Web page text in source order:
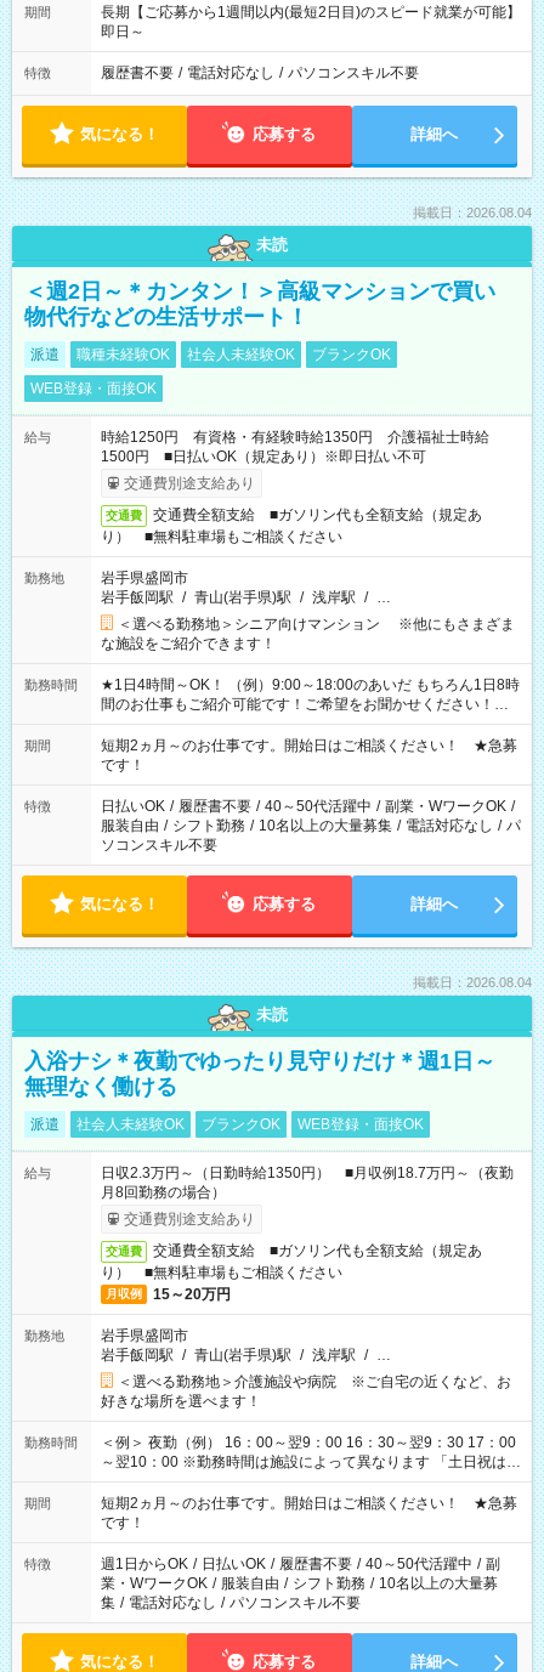
期間
長期【ご応募から1週間以内(最短2日目)のスピード就業が可能】
即日～
特徴 履歴書不要 / 電話対応なし / パソコンスキル不要
気になる！ 応募する 詳細へ
掲載日：2026.08.04
未読
＜週2日～＊カンタン！＞高級マンションで買い
物代行などの生活サポート！
派遣 職種未経験OK 社会人未経験OK
ブランクOK
WEB登録・面接OK
給与
時給1250円 有資格・有経験時給1350円 介護福祉士時給
1500円 ■日払いOK（規定あり）※即日払い不可
交通費別途支給あり
交通費
交通費全額支給 ■ガソリン代も全額支給（規定あ
り） ■無料駐車場もご相談ください
勤務地
岩手県盛岡市
岩手飯岡駅 / 青山(岩手県)駅 / 浅岸駅 / …
＜選べる勤務地＞シニア向けマンション ※他にもさまざま
な施設をご紹介できます！
勤務時間
★1日4時間～OK！ （例）9:00～18:00のあいだ もちろん1日8時
間のお仕事もご紹介可能です！ご希望をお聞かせください！★
家庭の都合でお休みが必要な場合も遠慮なくご相談ください。
※週最低15時間以上の勤務が必要です
期間
短期2ヵ月～のお仕事です。開始日はご相談ください！ ★急募
です！
特徴 日払いOK / 履歴書不要 / 40～50代活躍中 / 副業・WワークOK /
服装自由 / シフト勤務 / 10名以上の大量募集 / 電話対応なし / パ
ソコンスキル不要
気になる！ 応募する 詳細へ
掲載日：2026.08.04
未読
入浴ナシ＊夜勤でゆったり見守りだけ＊週1日～
無理なく働ける
派遣 社会人未経験OK ブランクOK WEB登録・面接OK
給与
日収2.3万円～（日勤時給1350円） ■月収例18.7万円～（夜勤
月8回勤務の場合）
交通費別途支給あり
交通費
交通費全額支給 ■ガソリン代も全額支給（規定あ
り） ■無料駐車場もご相談ください
月収例 15～20万円
勤務地
岩手県盛岡市
岩手飯岡駅 / 青山(岩手県)駅 / 浅岸駅 / …
＜選べる勤務地＞介護施設や病院 ※ご自宅の近くなど、お
好きな場所を選べます！
勤務時間
＜例＞ 夜勤（例） 16：00～翌9：00 16：30～翌9：30 17：00
～翌10：00 ※勤務時間は施設によって異なります 「土日祝は休
みたい」 「しっかり稼ぎたい」 「もう少し遅い時間から始めた
い」など ご希望にあったお仕事をご案内いたします。 ※未経験
の方の場合は1～2ヶ月間は日中での仕事を経験いただき、 お
仕事に慣れてからの夜勤になります。 ★家庭の都合でお休みが
必要な場合も遠慮なくご相談ください。
期間
短期2ヵ月～のお仕事です。開始日はご相談ください！ ★急募
です！
特徴 週1日からOK / 日払いOK / 履歴書不要 / 40～50代活躍中 / 副
業・WワークOK / 服装自由 / シフト勤務 / 10名以上の大量募
集 / 電話対応なし / パソコンスキル不要
気になる！ 応募する 詳細へ